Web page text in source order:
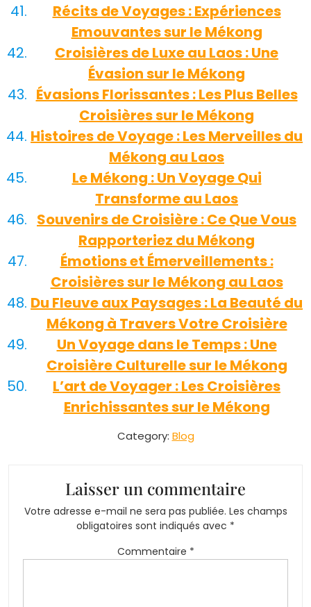
Récits de Voyages : Expériences
Emouvantes sur le Mékong
Croisières de Luxe au Laos : Une
Évasion sur le Mékong
Évasions Florissantes : Les Plus Belles
Croisières sur le Mékong
Histoires de Voyage : Les Merveilles du
Mékong au Laos
Le Mékong : Un Voyage Qui
Transforme au Laos
Souvenirs de Croisière : Ce Que Vous
Rapporteriez du Mékong
Émotions et Émerveillements :
Croisières sur le Mékong au Laos
Du Fleuve aux Paysages : La Beauté du
Mékong à Travers Votre Croisière
Un Voyage dans le Temps : Une
Croisière Culturelle sur le Mékong
L’art de Voyager : Les Croisières
Enrichissantes sur le Mékong
Category: Blog
Laisser un commentaire
Votre adresse e-mail ne sera pas publiée. Les champs
obligatoires sont indiqués avec *
Commentaire *